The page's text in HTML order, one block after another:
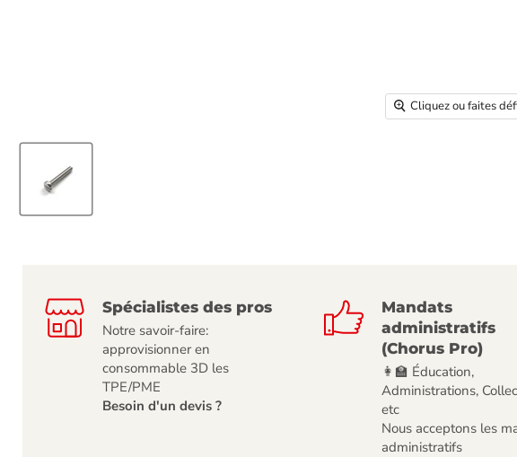
Cliquez ou faites
Spécialistes des pros
Notre savoir-faire:
approvisionner en
consommable 3D les
TPE/PME
Besoin d'un devis ?
Mandats
administratifs
(Chorus Pro)
👩‍🏫 Éducation,
Administrations,
etc
Nous acceptons les
administratifs